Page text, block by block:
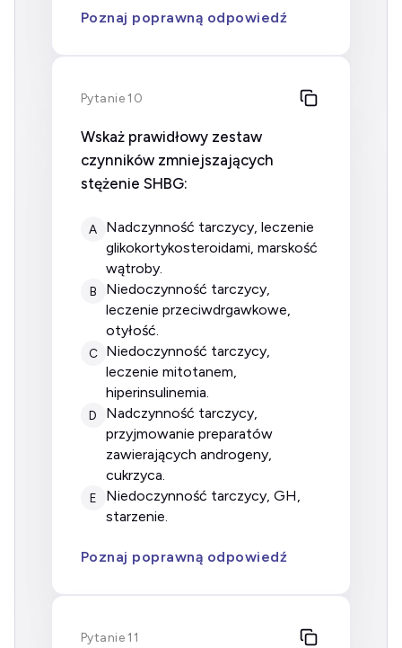
Poznaj poprawną odpowiedź
Pytanie 10
Wskaż prawidłowy zestaw
czynników zmniejszających
stężenie SHBG:
A
nadczynność tarczycy, leczenie
glikokortykosteroidami, marskość
wątroby.
B
niedoczynność tarczycy,
leczenie przeciwdrgawkowe,
otyłość.
C
niedoczynność tarczycy,
leczenie mitotanem,
hiperinsulinemia.
D
nadczynność tarczycy,
przyjmowanie preparatów
zawierających androgeny,
cukrzyca.
E
niedoczynność tarczycy, GH,
starzenie.
Poznaj poprawną odpowiedź
Pytanie 11